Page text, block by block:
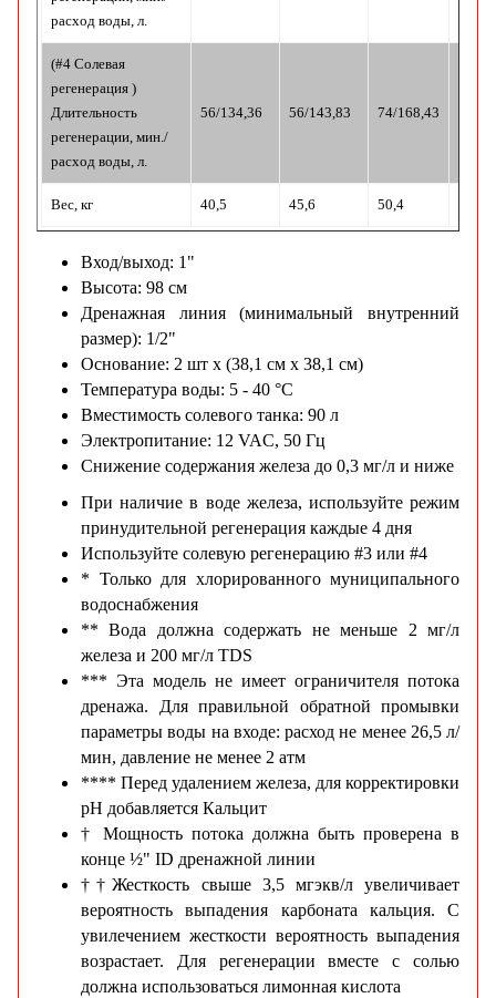
расход воды, л.
(#4 Солевая
регенерация )
Длительность
регенерации, мин./
расход воды, л.
56/134,36 56/143,83 74/168,43
Вес, кг 40,5 45,6 50,4
Вход/выход: 1"
Высота: 98 см
Дренажная линия (минимальный внутренний
размер): 1/2"
Основание: 2 шт x (38,1 см х 38,1 см)
Температура воды: 5 - 40 °С
Вместимость солевого танка: 90 л
Электропитание: 12 VAC, 50 Гц
Снижение содержания железа до 0,3 мг/л и ниже
При наличие в воде железа, используйте режим
принудительной регенерация каждые 4 дня
Используйте солевую регенерацию #3 или #4
* Только для хлорированного муниципального
водоснабжения
** Вода должна содержать не меньше 2 мг/л
железа и 200 мг/л TDS
*** Эта модель не имеет ограничителя потока
дренажа. Для правильной обратной промывки
параметры воды на входе: расход не менее 26,5 л/
мин, давление не менее 2 атм
**** Перед удалением железа, для корректировки
pH добавляется Кальцит
† Мощность потока должна быть проверена в
конце ½" ID дренажной линии
††Жесткость свыше 3,5 мгэкв/л увеличивает
вероятность выпадения карбоната кальция. С
увилечением жесткости вероятность выпадения
возрастает. Для регенерации вместе с солью
должна использоваться лимонная кислота